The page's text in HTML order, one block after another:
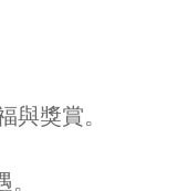
與獎賞。